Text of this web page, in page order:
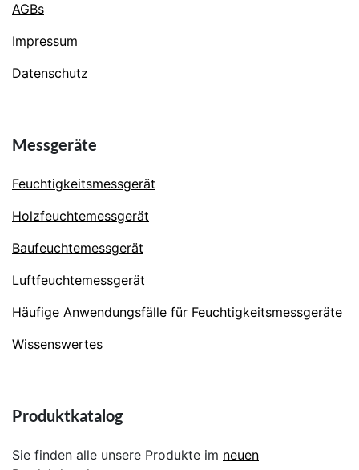
AGBs
Impressum
Datenschutz
Messgeräte
Feuchtigkeitsmessgerät
Holzfeuchtemessgerät
Baufeuchtemessgerät
Luftfeuchtemessgerät
Häufige Anwendungsfälle für Feuchtigkeitsmessgeräte
Wissenswertes
Produktkatalog
Sie finden alle unsere Produkte im neuen